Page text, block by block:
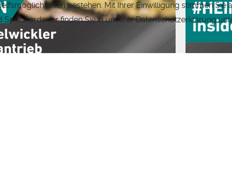
bestehen. Mit Ihrer Einwilligung stimmen
finden Sie in unserer Datenschutzerklärung